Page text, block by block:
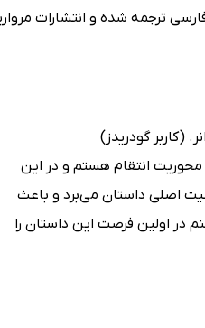
ترجمه شده و انتشارات
(کاربر گودریدز)
محوریت انتقام هستم و در این
اصلی داستان می‌برد و باعث
در اولین فرصت این داستان را